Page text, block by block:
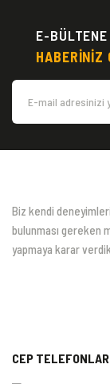
E-
HABERİNİZ
Biz kendi
bulunması gereken
yapmaya karar
CEP